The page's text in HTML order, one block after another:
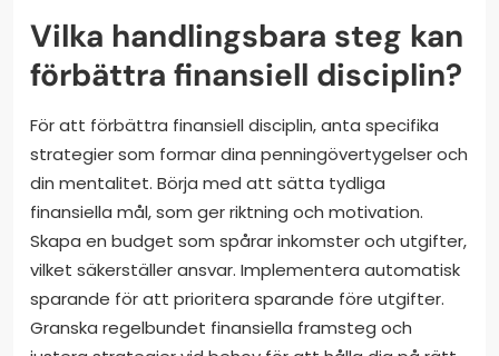
Vilka handlingsbara steg kan
förbättra finansiell disciplin?
För att förbättra finansiell disciplin, anta specifika
strategier som formar dina penningövertygelser och
din mentalitet. Börja med att sätta tydliga
finansiella mål, som ger riktning och motivation.
Skapa en budget som spårar inkomster och utgifter,
vilket säkerställer ansvar. Implementera automatisk
sparande för att prioritera sparande före utgifter.
Granska regelbundet finansiella framsteg och